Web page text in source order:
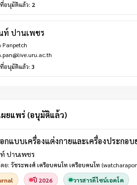
อนุมัติแล้ว: 2
ท์ ปานเพชร
Panpetch
อนุมัติแล้ว: 3
ผยแพร่ (อนุมัติแล้ว)
กแบบเครื่องแต่งกายและเครื่องประก
ปานเพชร
ย: วัชระพงศ์ เครือบคนโท เครือบคนโท
ปี 2026 วารสารดีไซน์เอคโค